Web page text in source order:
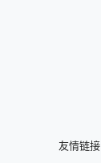
友情链接